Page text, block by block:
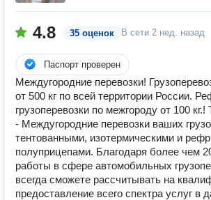
4.8 35 оценок В сети 2 нед. назад
Паспорт проверен
Междугородние перевозки!
от 500 кг по всей территории России.
грузоперевозки по межгороду от 100
- Междугородние перевозки ваших
тентованными, изотермическими и
полуприцепами. Благодаря более чем
работы в сфере автомобильных
всегда сможете рассчитывать на
предоставление всего спектра услуг в